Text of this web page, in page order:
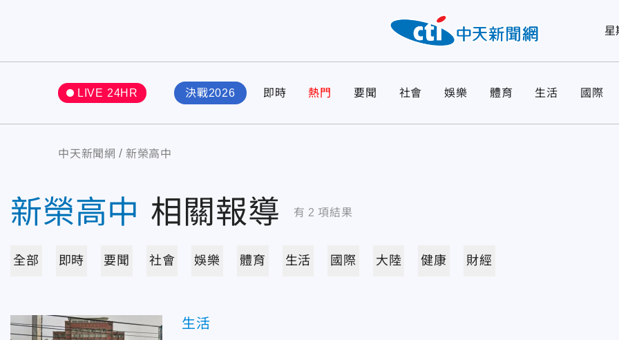
星
LIVE 24HR 決戰2026 即時 熱門 要聞 社會 娛樂 體育 生活 國際
中天新聞網 新榮高中
新榮高中 相關報導 有 2 項結果
全部 即時 要聞 社會 娛樂 體育 生活 國際 大陸 健康 財經
生活